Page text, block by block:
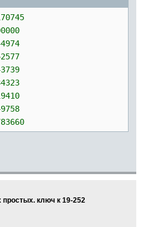
ключ к 19-252